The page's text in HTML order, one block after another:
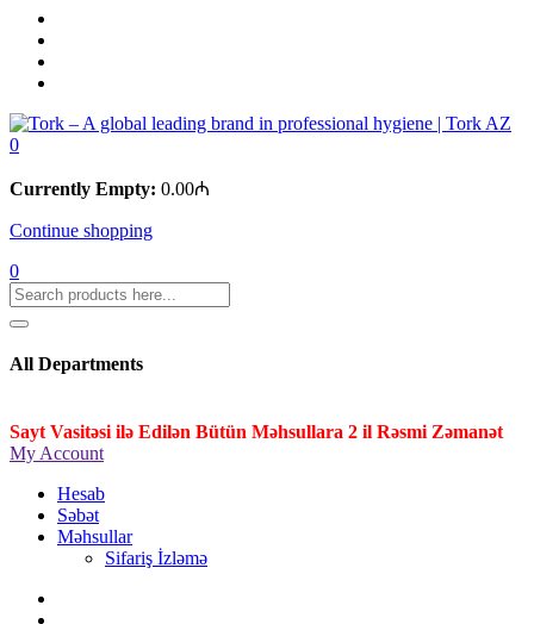
0
Currently Empty: 0.00₼
Continue shopping
0
All Departments
Sayt Vasitəsi ilə Edilən Bütün Məhsullara 2 il Rəsmi Zəmanət
My Account
Hesab
Səbət
Məhsullar
Sifariş İzləmə